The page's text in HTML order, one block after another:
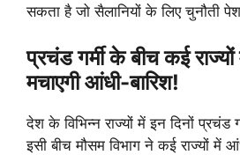
सकता है जो सैलानियों के लिए चुनौती
प्रचंड गर्मी के बीच कई राज्यों
मचाएगी आंधी-बारिश!
देश के विभिन्न राज्यों में इन दिनों प्रचंड
इसी बीच मौसम विभाग ने कई राज्यों में